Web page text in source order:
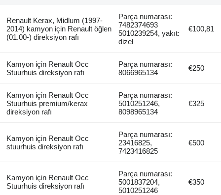
Renault Kerax, Midlum (1997-
2014) kamyon için Renault öğlen
(01.00-) direksiyon rafı
Parça numarası:
7482374693
5010239254, yakıt:
dizel
€100,81
Kamyon için Renault Occ
Stuurhuis direksiyon rafı
Parça numarası:
8066965134
€250
Kamyon için Renault Occ
Stuurhuis premium/kerax
direksiyon rafı
Parça numarası:
5010251246,
8098965134
€325
Kamyon için Renault Occ
stuurhuis direksiyon rafı
Parça numarası:
23416825,
7423416825
€500
Kamyon için Renault Occ
Stuurhuis direksiyon rafı
Parça numarası:
5001837204,
5010251246
€350